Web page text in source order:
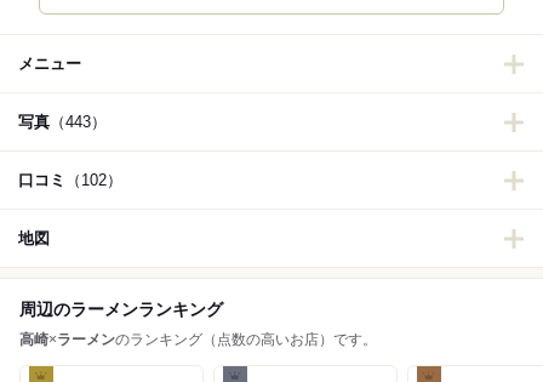
メニュー
写真 （443）
口コミ （102）
地図
周辺のラーメンランキング
高崎×ラーメンのランキング（点数の高いお店）です。